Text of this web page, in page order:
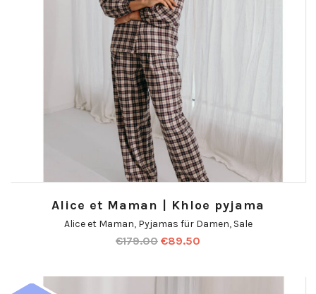
Alice et Maman | Khloe pyjama
Alice et Maman, Pyjamas für Damen, Sale
€179.00 €89.50